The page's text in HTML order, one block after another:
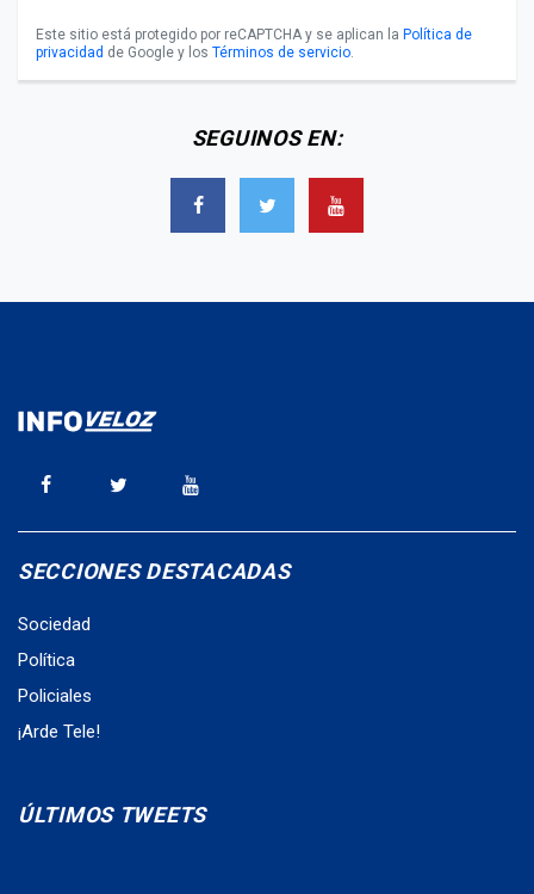
Este sitio está protegido por reCAPTCHA y se aplican la Política de
privacidad de Google y los Términos de servicio.
SEGUINOS EN:
SECCIONES DESTACADAS
Sociedad
Política
Policiales
¡Arde Tele!
ÚLTIMOS TWEETS